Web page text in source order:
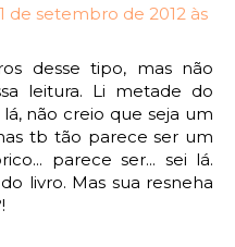
de setembro de 2012 às
desse tipo, mas não
leitura. Li metade do
não creio que seja um
tb tão parece ser um
parece ser... sei lá.
livro. Mas sua resneha